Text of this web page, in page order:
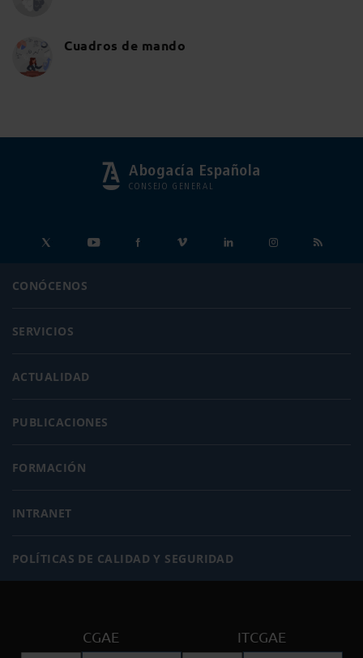
Cuadros de mando
Abogacía Española
CONSEJO GENERAL
CONÓCENOS
SERVICIOS
ACTUALIDAD
PUBLICACIONES
FORMACIÓN
INTRANET
POLÍTICAS DE CALIDAD Y SEGURIDAD
CGAE ITCGAE